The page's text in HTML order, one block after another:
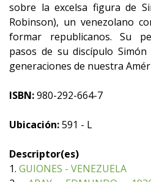
sobre la excelsa figura de
Robinson), un venezolano
formar republicanos. Su
pasos de su discípulo
generaciones de nuestra
ISBN:980-292-664-7
Ubicación:591 - L
Descriptor(es)
1. GUIONES - VENEZUELA